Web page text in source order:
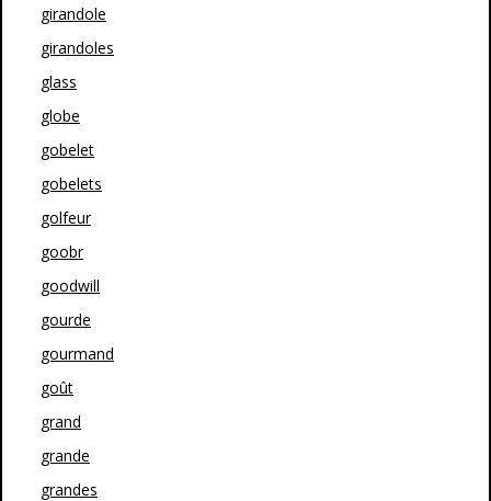
girandole
girandoles
glass
globe
gobelet
gobelets
golfeur
goobr
goodwill
gourde
gourmand
goût
grand
grande
grandes